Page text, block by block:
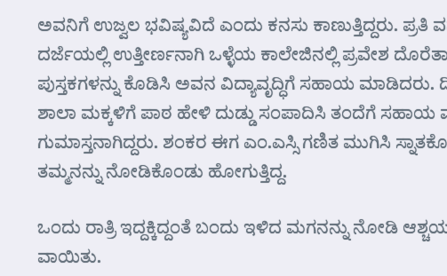
ಅವನಿಗೆ ಉಜ್ವಲ ಭವಿಷ್ಯವಿದೆ ಎಂದು ಕನಸು ಕಾಣುತ್ತಿದ್ದರು.
ದರ್ಜೆಯಲ್ಲಿ ಉತ್ತೀರ್ಣನಾಗಿ ಒಳ್ಳೆಯ ಕಾಲೇಜಿನಲ್ಲಿ ಪ್ರವೇಶ
ಪುಸ್ತಕಗಳನ್ನು ಕೊಡಿಸಿ ಅವನ ವಿದ್ಯಾವೃದ್ಧಿಗೆ ಸಹಾಯ
ಶಾಲಾ ಮಕ್ಕಳಿಗೆ ಪಾಠ ಹೇಳಿ ದುಡ್ಡು ಸಂಪಾದಿಸಿ ತಂದೆಗೆ
ಗುಮಾಸ್ತನಾಗಿದ್ದರು. ಶಂಕರ ಈಗ ಎಂ.ಎಸ್ಸಿ ಗಣಿತ ಮುಗಿಸಿ
ತಮ್ಮನನ್ನು ನೋಡಿಕೊಂಡು ಹೋಗುತ್ತಿದ್ದ.
ಒಂದು ರಾತ್ರಿ ಇದ್ದಕ್ಕಿದ್ದಂತೆ ಬಂದು ಇಳಿದ ಮಗನನ್ನು ನೋಡಿ
ವಾಯಿತು.